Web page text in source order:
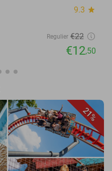
9.3 star
Regulier €22
€12,50
21%